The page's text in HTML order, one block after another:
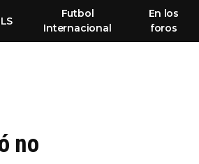
Futbol
Internacional
En los
foros
no